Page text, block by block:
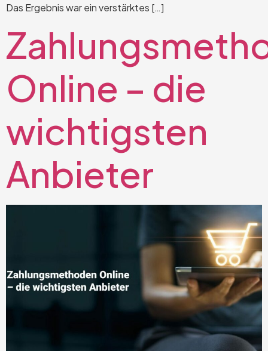
Das Ergebnis war ein verstärktes […]
Online – die
wichtigsten
Anbieter